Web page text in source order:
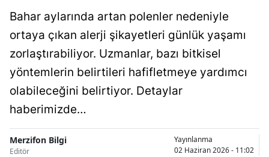
Bahar aylarında artan polenler nedeniyle
ortaya çıkan alerji şikayetleri günlük yaşamı
zorlaştırabiliyor. Uzmanlar, bazı bitkisel
yöntemlerin belirtileri hafifletmeye yardımcı
olabileceğini belirtiyor. Detaylar
haberimizde…
Merzifon Bilgi
Editör
Yayınlanma
02 Haziran 2026 - 11:02